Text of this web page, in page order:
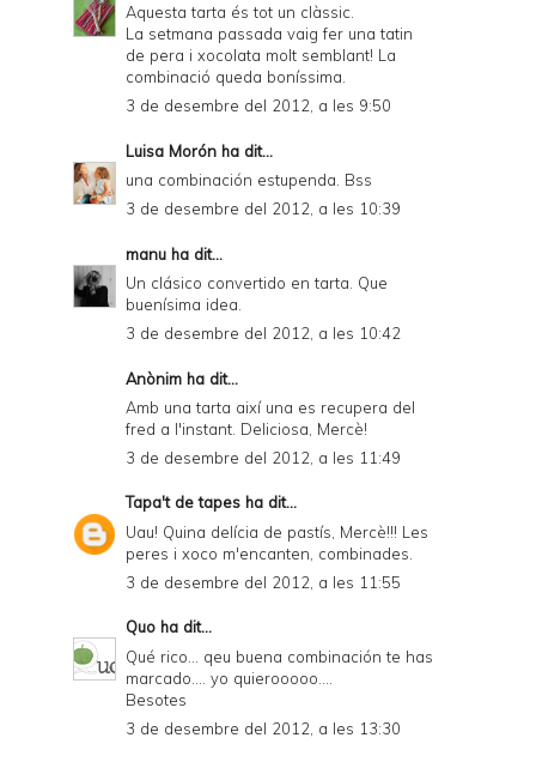
P
D
F
Aquesta tarta és tot un clàssic.
La setmana passada vaig fer una tatin
de pera i xocolata molt semblant! La
combinació queda boníssima.
3 de desembre del 2012, a les 9:50
Luisa Morón ha dit...
una combinación estupenda. Bss
3 de desembre del 2012, a les 10:39
manu ha dit...
Un clásico convertido en tarta. Que
buenísima idea.
3 de desembre del 2012, a les 10:42
Anònim ha dit...
Amb una tarta així una es recupera del
fred a l'instant. Deliciosa, Mercè!
3 de desembre del 2012, a les 11:49
Tapa't de tapes ha dit...
Uau! Quina delícia de pastís, Mercè!!! Les
peres i xoco m'encanten, combinades.
3 de desembre del 2012, a les 11:55
Quo ha dit...
Qué rico... qeu buena combinación te has
marcado.... yo quierooooo....
Besotes
3 de desembre del 2012, a les 13:30